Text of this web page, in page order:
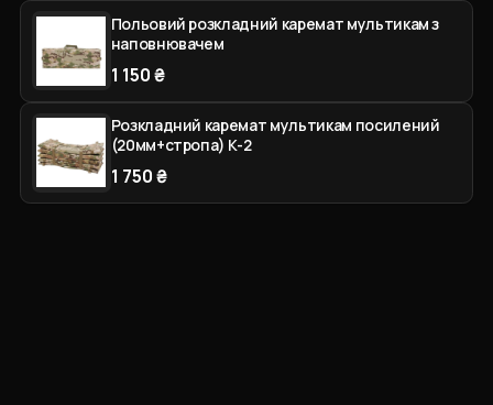
Польовий розкладний каремат мультикам з
наповнювачем
1 150 ₴
Розкладний каремат мультикам посилений
(20мм+стропа) К-2
1 750 ₴